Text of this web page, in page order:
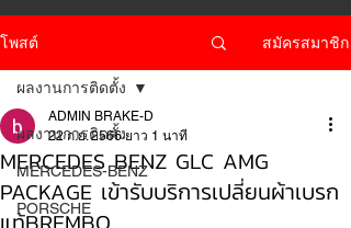
โพสต์ สมัครสมาชิก
ผลงานการติดตั้ง
MERCEDES-BENZ
PORSCHE
ผลงานการติดตั้ง
MERCEDES BENZ GLC AMG
PACKAGE เข้ารับบริการเปลี่ยนผ้าเบรก
ADMIN BRAKE-D
22 ก.ย. 2566 ยาว 1 นาที